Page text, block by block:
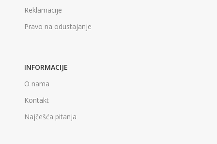
Reklamacije
Pravo na odustajanje
INFORMACIJE
O nama
Kontakt
Najčešća pitanja